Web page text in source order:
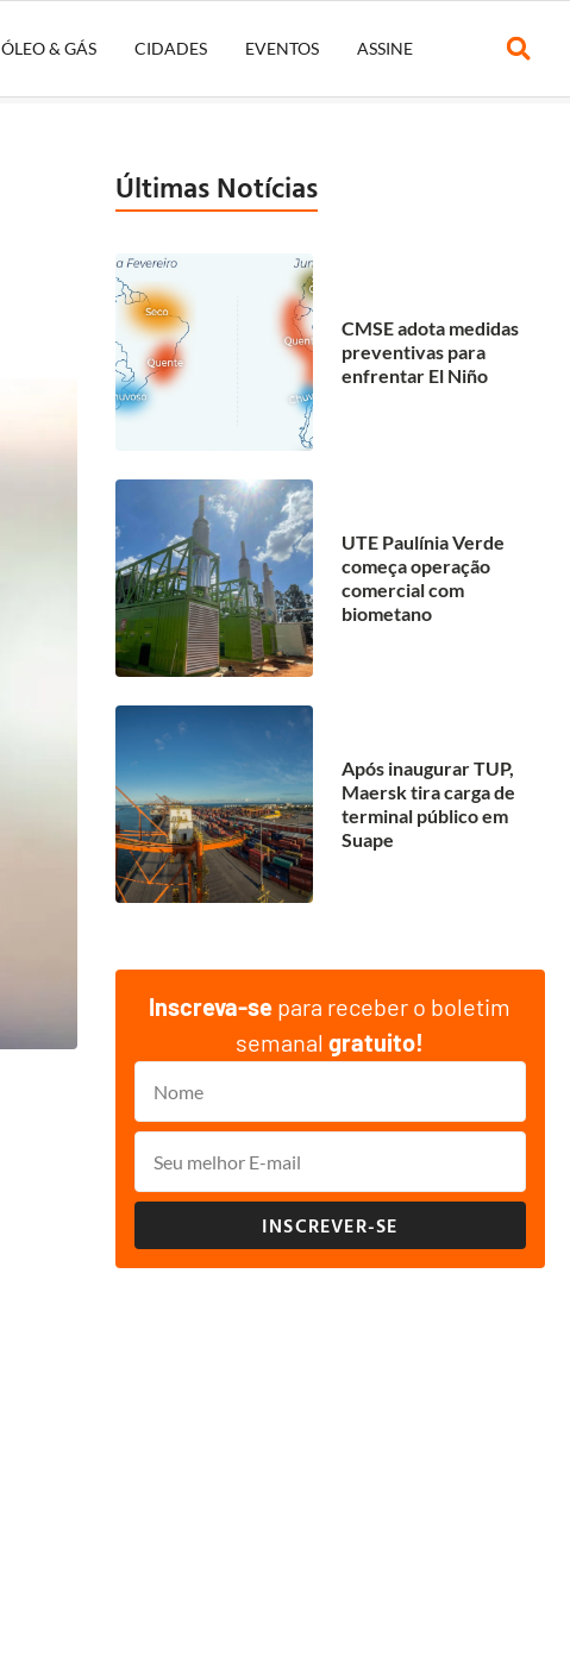
ÓLEO & GÁS CIDADES EVENTOS ASSINE
Últimas Notícias
CMSE adota medidas
preventivas para
enfrentar El Niño
UTE Paulínia Verde
começa operação
comercial com
biometano
Após inaugurar TUP,
Maersk tira carga de
terminal público em
Suape
Inscreva-se para receber o boletim
semanalgratuito!
INSCREVER-SE